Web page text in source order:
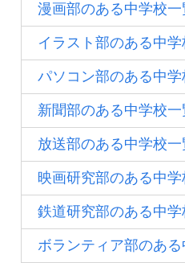
漫画部のある中学校一
イラスト部のある中
パソコン部のある中学
新聞部のある中学校一
放送部のある中学校一
映画研究部のある中学
鉄道研究部のある中学
ボランティア部のあ